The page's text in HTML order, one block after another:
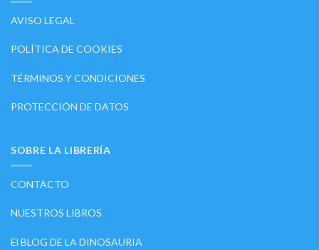
AVISO LEGAL
POLÍTICA DE COOKIES
TÉRMINOS Y CONDICIONES
PROTECCIÓN DE DATOS
SOBRE LA LIBRERÍA
CONTACTO
NUESTROS LIBROS
El BLOG DE LA DINOSAURIA